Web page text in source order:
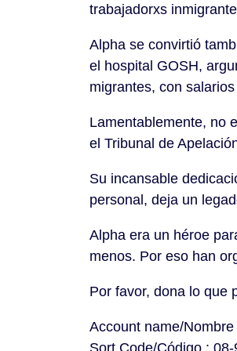
trabajadorxs
Alpha se convirtió
el hospital GOSH,
migrantes, con
Lamentablemente, no
el Tribunal de
Su incansable
personal, deja un
Alpha era un héroe
menos. Por eso han
Por favor, dona lo que
Account name/
Sort Code/Código :